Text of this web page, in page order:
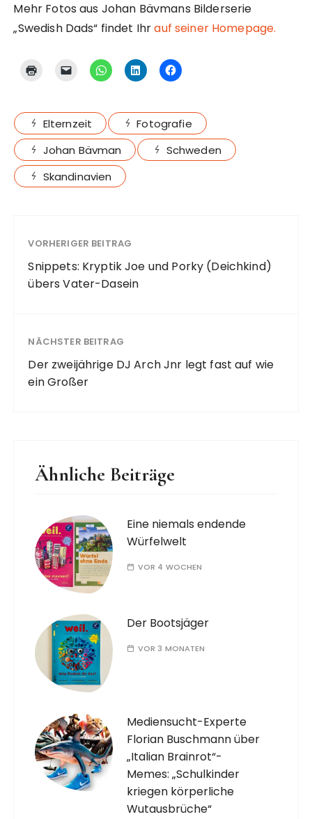
Mehr Fotos aus Johan Bävmans Bilderserie
„Swedish Dads“ findet Ihrauf seiner Homepage.
Elternzeit
Fotografie
Johan Bävman
Schweden
Skandinavien
VORHERIGER BEITRAG
Snippets: Kryptik Joe und Porky (Deichkind)
übers Vater-Dasein
NÄCHSTER BEITRAG
Der zweijährige DJ Arch Jnr legt fast auf wie
ein Großer
Ähnliche Beiträge
Eine niemals endende
Würfelwelt
VOR 4 WOCHEN
Der Bootsjäger
VOR 3 MONATEN
Mediensucht-Experte
Florian Buschmann über
„Italian Brainrot“-
Memes: „Schulkinder
kriegen körperliche
Wutausbrüche“